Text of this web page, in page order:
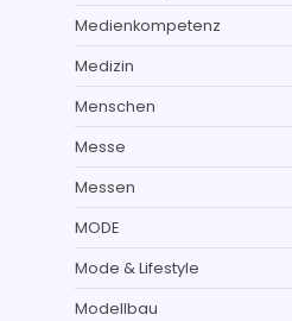
Medienkompetenz
Medizin
Menschen
Messe
Messen
MODE
Mode & Lifestyle
Modellbau